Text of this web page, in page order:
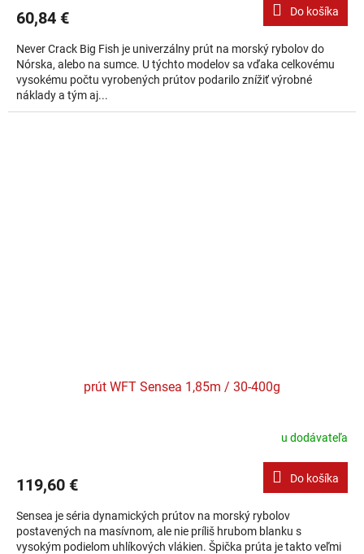
60,84 € Do košíka
Never Crack Big Fish je univerzálny prút na morský rybolov do
Nórska, alebo na sumce. U týchto modelov sa vďaka celkovému
vysokému počtu vyrobených prútov podarilo znížiť výrobné
náklady a tým aj...
prút WFT Sensea 1,85m / 30-400g
u dodávateľa
119,60 € Do košíka
Sensea je séria dynamických prútov na morský rybolov
postavených na masívnom, ale nie príliš hrubom blanku s
vysokým podielom uhlíkových vlákien. Špička prúta je takto veľmi